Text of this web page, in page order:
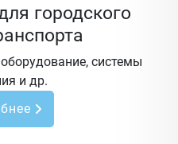
городского
системы
и др.